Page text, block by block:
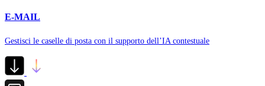
E-MAIL
Gestisci le caselle di posta con il supporto dell’IA contestuale